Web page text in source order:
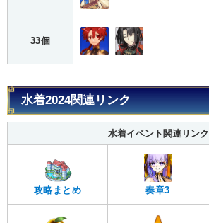
33個
水着2024関連リンク
水着イベント関連リンク
攻略まとめ 奏章3